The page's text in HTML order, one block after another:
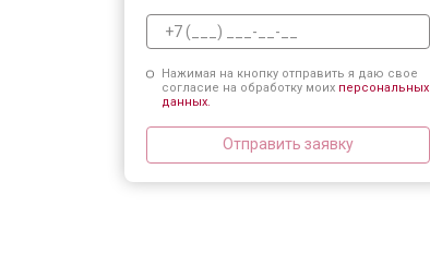
Нажимая на кнопку отправить я даю свое
согласие на обработку моих персональных
данных.
Отправить заявку